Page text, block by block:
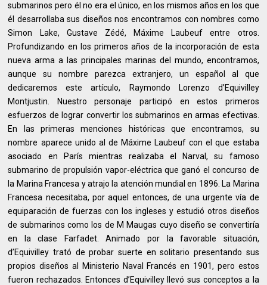
submarinos pero él no era el único, en los mismos años en los que
él desarrollaba sus diseños nos encontramos con nombres como
Simon Lake, Gustave Zédé, Máxime Laubeuf entre otros.
Profundizando en los primeros años de la incorporación de esta
nueva arma a las principales marinas del mundo, encontramos,
aunque su nombre parezca extranjero, un español al que
dedicaremos este artículo, Raymondo Lorenzo d’Equivilley
Montjustin. Nuestro personaje participó en estos primeros
esfuerzos de lograr convertir los submarinos en armas efectivas.
En las primeras menciones históricas que encontramos, su
nombre aparece unido al de Máxime Laubeuf con el que estaba
asociado en París mientras realizaba el Narval, su famoso
submarino de propulsión vapor-eléctrica que ganó el concurso de
la Marina Francesa y atrajo la atención mundial en 1896. La Marina
Francesa necesitaba, por aquel entonces, de una urgente vía de
equiparación de fuerzas con los ingleses y estudió otros diseños
de submarinos como los de M Maugas cuyo diseño se convertiría
en la clase Farfadet. Animado por la favorable situación,
d’Equivilley trató de probar suerte en solitario presentando sus
propios diseños al Ministerio Naval Francés en 1901, pero estos
fueron rechazados. Entonces d’Equivilley llevó sus conceptos a la